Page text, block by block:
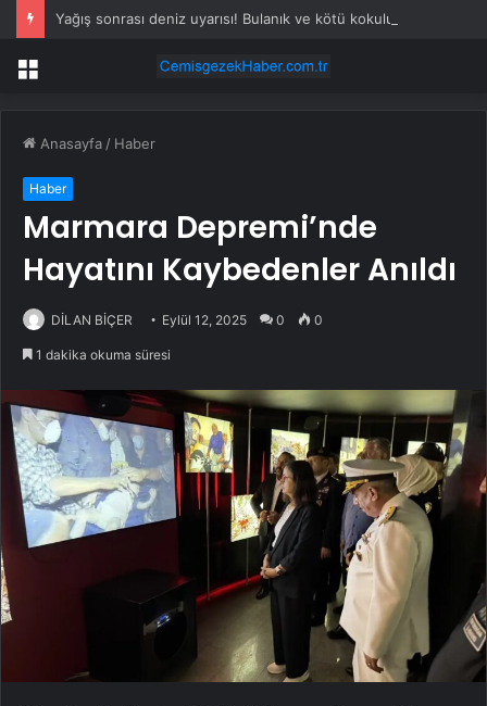
Menü
Anasayfa / Haber
Haber
Marmara Depremi’nde
Hayatını Kaybedenler Anıldı
DİLAN BİÇER Eylül 12, 2025 0 0
1 dakika okuma süresi